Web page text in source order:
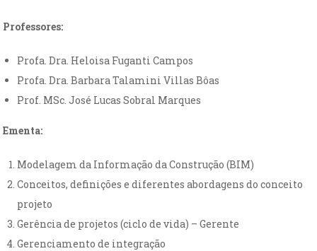
Professores:
Profa. Dra. Heloisa Fuganti Campos
Profa. Dra. Barbara Talamini Villas Bôas
Prof. MSc. José Lucas Sobral Marques
Ementa:
Modelagem da Informação da Construção (BIM)
Conceitos, definições e diferentes abordagens do conceito
projeto
Gerência de projetos (ciclo de vida) – Gerente
Gerenciamento de integração